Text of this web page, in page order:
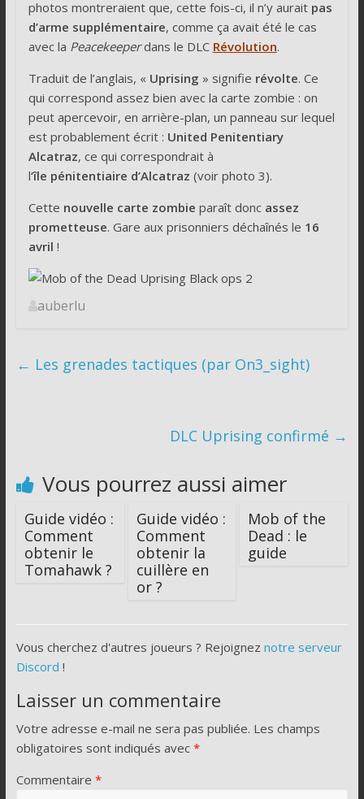
photos montreraient que, cette fois-ci, il n’y aurait pas
d’arme supplémentaire, comme ça avait été le cas
avec la Peacekeeperdans le DLC Révolution.
Traduit de l’anglais, « Uprising » signifie révolte. Ce
qui correspond assez bien avec la carte zombie : on
peut apercevoir, en arrière-plan, un panneau sur lequel
est probablement écrit : United Penitentiary
Alcatraz, ce qui correspondrait à
l‘île pénitentiaire d’Alcatraz (voir photo 3).
Cette nouvelle carte zombie paraît donc assez
prometteuse. Gare aux prisonniers déchaînés le 16
avril !
auberlu
← Les grenades tactiques (par On3_sight)
DLC Uprising confirmé →
Vous pourrez aussi aimer
Guide vidéo :
Comment
obtenir le
Tomahawk ?
Guide vidéo :
Comment
obtenir la
cuillère en
or ?
Mob of the
Dead : le
guide
Vous cherchez d'autres joueurs ? Rejoignez notre serveur
Discord !
Laisser un commentaire
Votre adresse e-mail ne sera pas publiée. Les champs
obligatoires sont indiqués avec *
Commentaire *